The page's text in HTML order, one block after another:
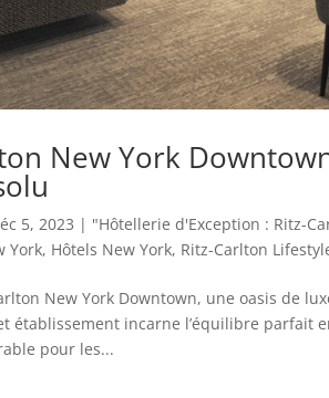
New York
5, 2023 | "Hôtellerie d'Exception : Ritz-
York, Hôtels New York, Ritz-Carlton
New York Downtown, une oasis de
établissement incarne l’équilibre parfait
pour les...